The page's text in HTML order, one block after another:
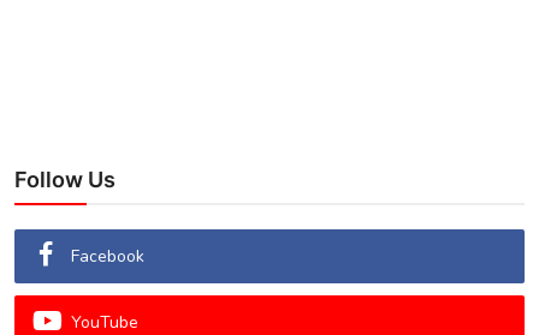
Follow Us
Facebook
YouTube